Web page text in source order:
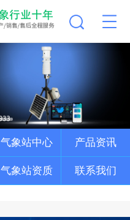
气象站中心 产品资讯
气象站资质
联系我们